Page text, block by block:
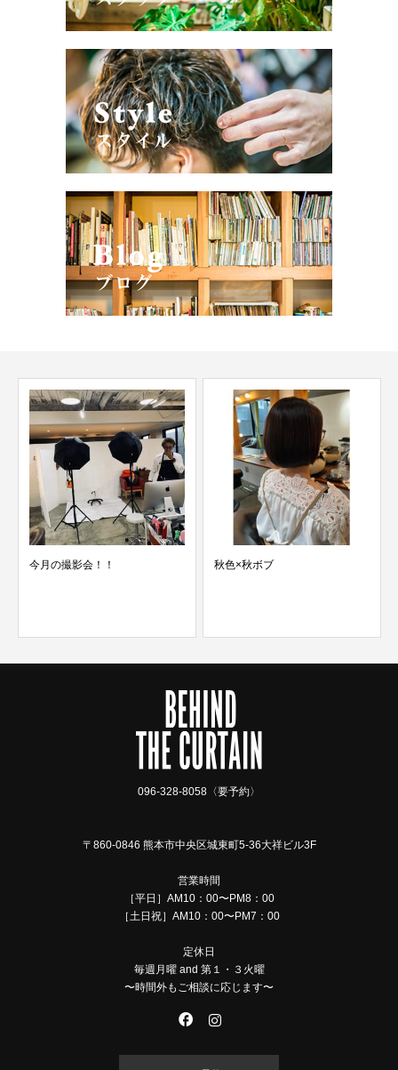
今月の撮影会！！ 秋色×秋ボブ
096-328-8058〈要予約〉
〒860-0846 熊本市中央区城東町5-36大祥ビル3F
営業時間
［平日］AM10：00〜PM8：00
［土日祝］AM10：00〜PM7：00
定休日
毎週月曜 and 第１・３火曜
〜時間外もご相談に応じます〜